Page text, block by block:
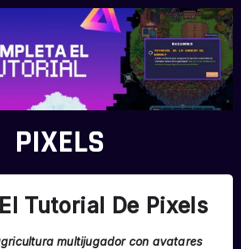
PIXELS
Tutorial De Pixels
multijugador con avatares